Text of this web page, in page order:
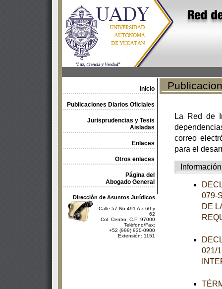
Inicio
Publicaciones Diarios Oficiales
Jurisprudencias y Tesis
Aisladas
Enlaces
Otros enlaces
Página del
Abogado General
Dirección de Asuntos Jurídicos
Calle 57 No 491 A x 60 y
62
Col. Centro, C.P. 97000
Teléfono/Fax:
+52 (999) 930-0900
Extensión: 1151
La Red de
correo
para el
Información
079-
DE
021/